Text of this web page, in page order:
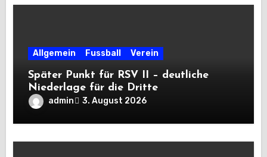
Allgemein Fussball Verein
Später Punkt für RSV II – deutliche
Niederlage für die Dritte
admin 3. August 2026